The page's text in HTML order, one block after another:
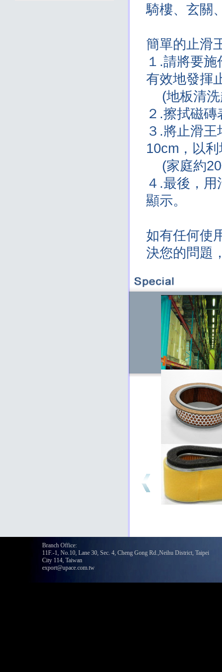
騎樓、玄關
簡單的止滑
１.請將要
有效地發揮
(地板清洗
２.擦拭磁
３.將止滑
10cm，以
(家庭約20
４.最後，
顯示。
如有任何使
決您的問題
Branch Office:
11F.-1, No.10, Lane 30, Sec. 4, Cheng Gong Rd.,Neihu District, Taipei
City 114, Taiwan
export@upace.com.tw